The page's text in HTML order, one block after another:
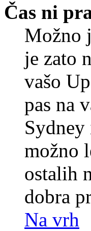
Čas ni
Možno
je zato
vašo
pas na
Sydney
možno
ostalih
dobra
Na vrh